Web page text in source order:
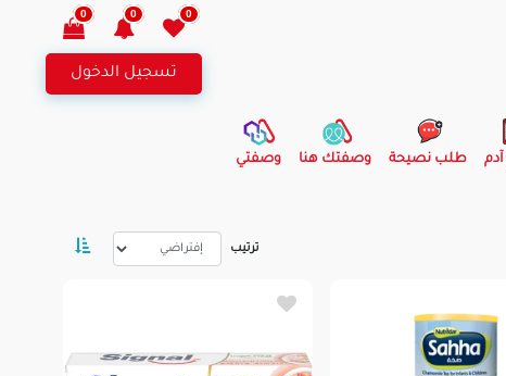
0
0
0
تسجيل الدخول
طلب نصيحة وصفتك هنا وصفتي
ترتيب